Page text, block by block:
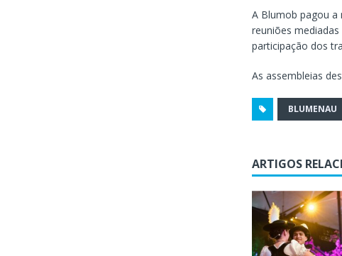
A Blumob pagou a
reuniões
participação dos
As assembleias
BLUMENAU
ARTIGOS